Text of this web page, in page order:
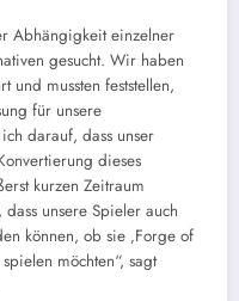
Abhängigkeit einzelner
gesucht. Wir haben
und mussten feststellen,
für unsere
darauf, dass unser
dieses
kurzen Zeitraum
unsere Spieler auch
können, ob sie ‚Forge of
möchten“, sagt